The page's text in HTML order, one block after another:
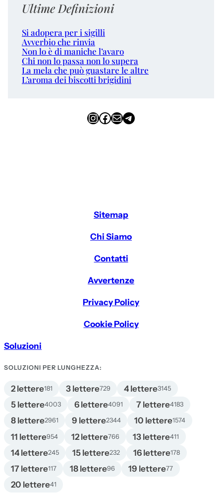
Ultime Definizioni
Si adopera per i sigilli
Avverbio che rinvia
Non lo è di maniche l’avaro
Chi non lo passa non lo supera
La mela che può guastare le altre
L’aroma dei biscotti brigidini
InstagramFacebook Email Telegram
Sitemap
Chi Siamo
Contatti
Avvertenze
Privacy Policy
Cookie Policy
Soluzioni
SOLUZIONI PER LUNGHEZZA:
2 lettere181 3 lettere729 4 lettere3145
5 lettere4003 6 lettere4091 7 lettere4183
8 lettere2961 9 lettere2344 10 lettere1574
11 lettere954 12 lettere766 13 lettere411
14 lettere245 15 lettere232 16 lettere178
17 lettere117 18 lettere96 19 lettere77
20 lettere41